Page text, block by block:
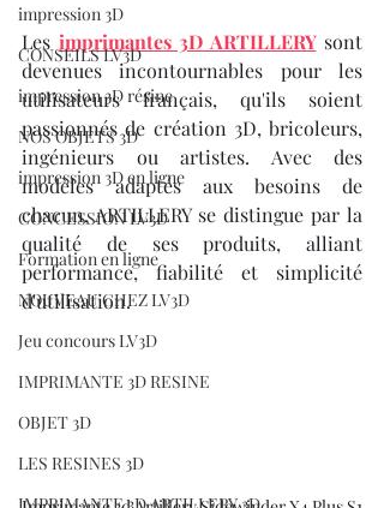
impression 3D
CONSEILS LV3D
impression 3D résine
NOS OBJETS 3D
impression 3D en ligne
CONCESSION LV3D
Formation en ligne
NOUVEAU CHEZ LV3D
Jeu concours LV3D
IMPRIMANTE 3D RESINE
OBJET 3D
LES RESINES 3D
Les imprimantes 3D ARTILLERY sont
devenues incontournables pour les
utilisateurs français, qu'ils soient
passionnés de création 3D, bricoleurs,
ingénieurs ou artistes. Avec des
modèles adaptés aux besoins de
chacun, ARTILLERY se distingue par la
qualité de ses produits, alliant
performance, fiabilité et simplicité
d'utilisation.